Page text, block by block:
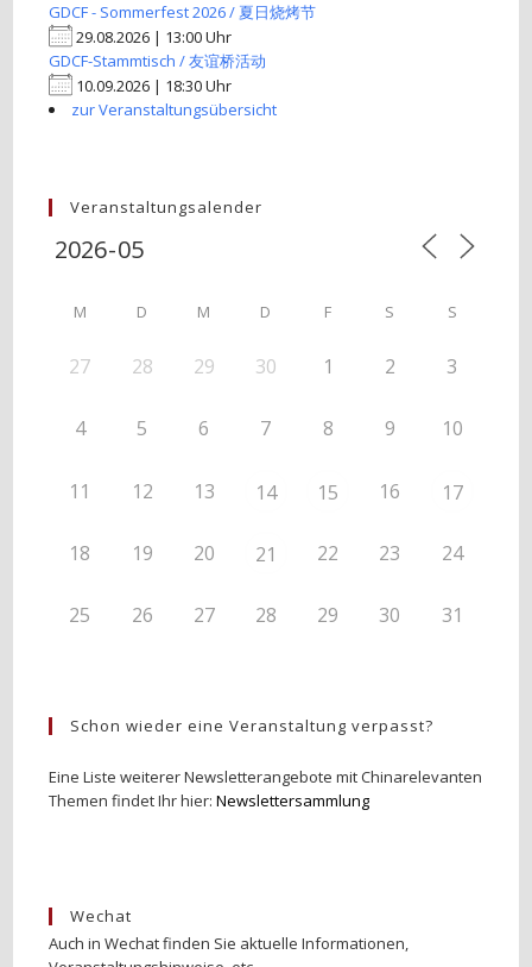
GDCF - Sommerfest 2026 / 夏日烧烤节
29.08.2026 | 13:00 Uhr
GDCF-Stammtisch / 友谊桥活动
10.09.2026 | 18:30 Uhr
zur Veranstaltungsübersicht
Veranstaltungsalender
M D M D F S S
27 28 29 30 1 2 3
4 5 6 7 8 9 10
11 12 13 14 15 16 17
18 19 20 21 22 23 24
25 26 27 28 29 30 31
Schon wieder eine Veranstaltung verpasst?
Eine Liste weiterer Newsletterangebote mit Chinarelevanten
Themen findet Ihr hier:Newslettersammlung
Wechat
Auch in Wechat finden Sie aktuelle Informationen,